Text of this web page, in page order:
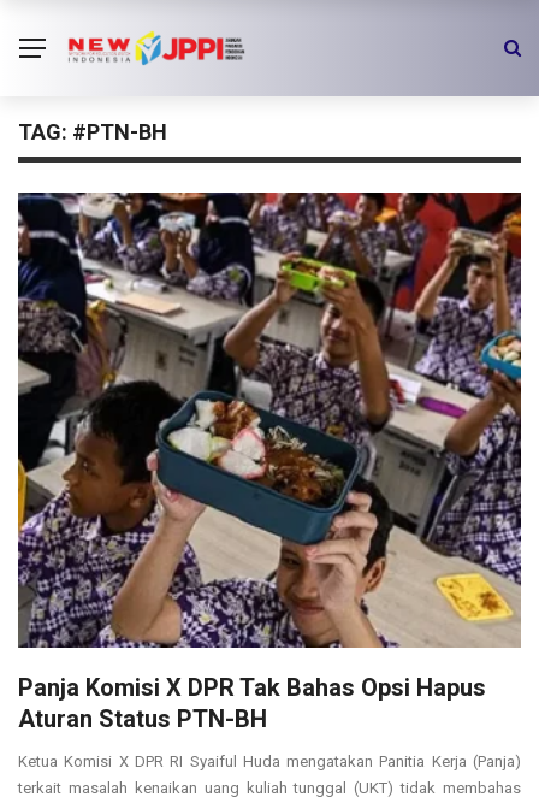
TAG: #PTN-BH
Panja Komisi X DPR Tak Bahas Opsi Hapus
Aturan Status PTN-BH
Ketua Komisi X DPR RI Syaiful Huda mengatakan Panitia Kerja (Panja)
terkait masalah kenaikan uang kuliah tunggal (UKT) tidak membahas